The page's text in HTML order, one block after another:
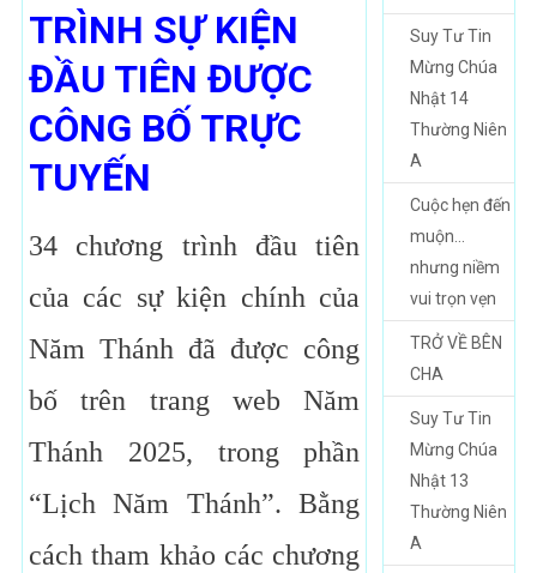
TRÌNH SỰ KIỆN
ĐẦU TIÊN ĐƯỢC
CÔNG BỐ TRỰC
TUYẾN
34 chương trình đầu tiên
của các sự kiện chính của
Năm Thánh đã được công
bố trên trang web Năm
Thánh 2025, trong phần
“Lịch Năm Thánh”. Bằng
cách tham khảo các chương
Suy Tư Tin
Mừng Chúa
Nhật 14
Thường Niên
A
Cuộc hẹn đến
muộn…
nhưng niềm
vui trọn vẹn
TRỞ VỀ BÊN
CHA
Suy Tư Tin
Mừng Chúa
Nhật 13
Thường Niên
A